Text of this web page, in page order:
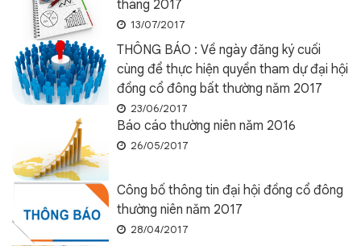
tháng 2017
13/07/2017
THÔNG BÁO : Về ngày đăng ký cuối
cùng để thực hiện quyền tham dự đại hội
đồng cổ đông bất thường năm 2017
23/06/2017
Báo cáo thường niên năm 2016
26/05/2017
Công bố thông tin đại hội đồng cổ đông
thường niên năm 2017
28/04/2017